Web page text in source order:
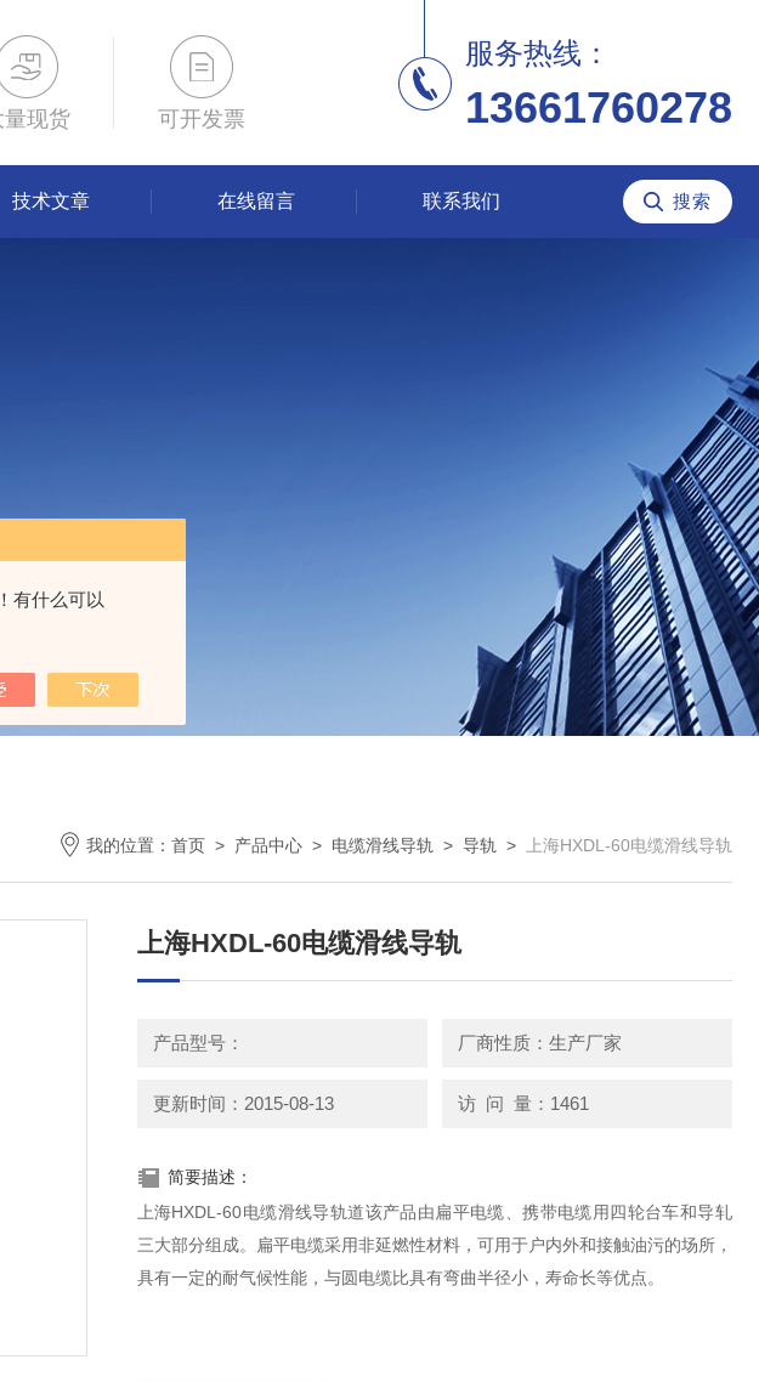
有什么可以
量现货 可开发票
服务热线：
13661760278
技术文章 在线留言 联系我们
我的位置： 首页 > 产品中心 > 电缆滑线导轨 > 导轨 > 上海HXDL-60电缆滑线导轨
上海HXDL-60电缆滑线导轨
产品型号： 厂商性质：生产厂家
更新时间：2015-08-13 访 问 量：1461
简要描述：
上海HXDL-60电缆滑线导轨道该产品由扁平电缆、携带电缆用四轮台车和导轧
三大部分组成。扁平电缆采用非延燃性材料，可用于户内外和接触油污的场所，
具有一定的耐气候性能，与圆电缆比具有弯曲半径小，寿命长等优点。